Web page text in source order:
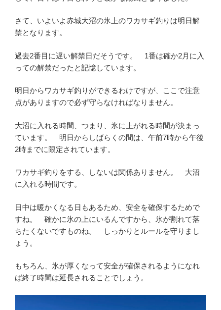
さて、いよいよ赤城大沼の氷上のワカサギ釣りは明日解
禁となります。
過去2番目に遅い解禁日だそうです。 1番は確か2月に入
っての解禁だったと記憶しています。
明日からワカサギ釣りができるわけですが、ここで注意
点がありますので必ず守らなければなりません。
大沼に入れる時間、つまり、氷に上がれる時間が決まっ
ています。 明日からしばらくの間は、午前7時から午後
2時までに限定されています。
ワカサギ釣りをする、しないは関係ありません。 大沼
に入れる時間です。
日中は暖かくなる日もあるため、安全を確保するためで
すね。 確かに氷の上にいるんですから、氷が割れて落
ちたくないですものね。 しっかりとルールを守りまし
ょう。
もちろん、氷が厚くなって安全が確保されるようになれ
ば終了時間は延長されることでしょう。